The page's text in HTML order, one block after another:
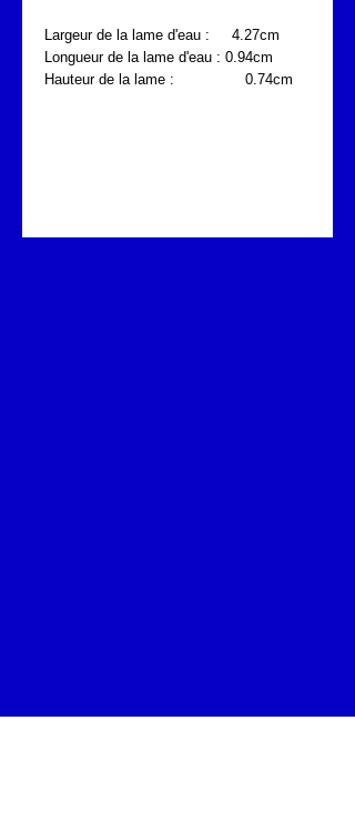
Largeur de la lame d'eau : 4.27cm
Longueur de la lame d'eau : 0.94cm
Hauteur de la lame : 0.74cm